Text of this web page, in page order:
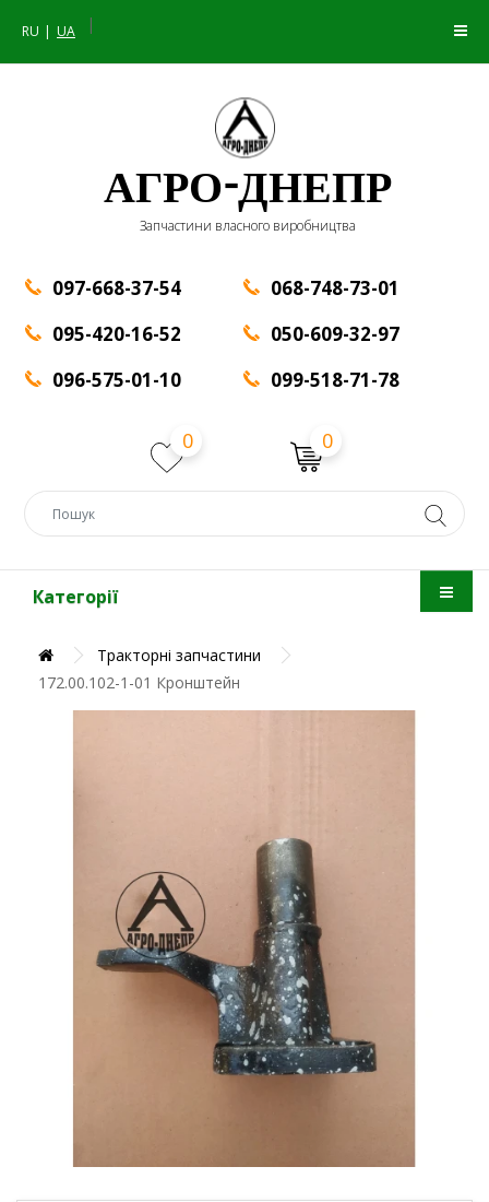
RU UA |
АГРО-ДНЕПР
Запчастини власного виробництва
097-668-37-54
095-420-16-52
096-575-01-10
068-748-73-01
050-609-32-97
099-518-71-78
0 0
Категорії
Тракторні запчастини
172.00.102-1-01 Кронштейн